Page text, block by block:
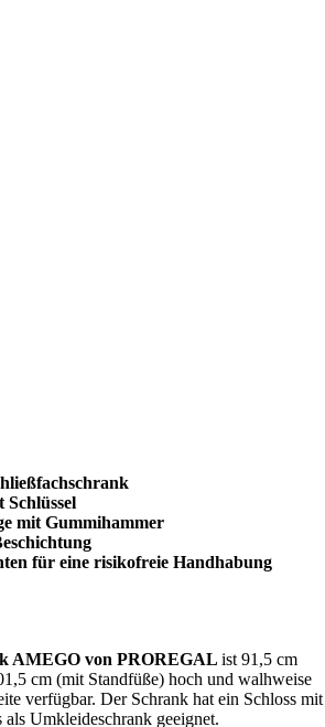
Schlüssel
mit Gummihammer
für eine risikofreie Handhabung
AMEGO von PROREGAL ist 91,5 cm
cm (mit Standfüße) hoch und walhweise
verfügbar. Der Schrank hat ein Schloss mit
als Umkleideschrank geeignet.